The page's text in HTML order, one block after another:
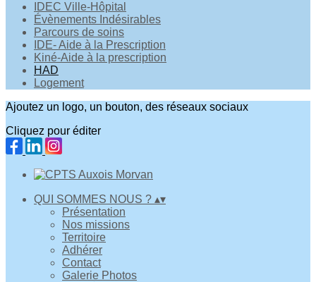
IDEC Ville-Hôpital
Évènements Indésirables
Parcours de soins
IDE- Aide à la Prescription
Kiné-Aide à la prescription
HAD
Logement
Ajoutez un logo, un bouton, des réseaux sociaux
Cliquez pour éditer
QUI SOMMES NOUS ? ▴▾
Présentation
Nos missions
Territoire
Adhérer
Contact
Galerie Photos